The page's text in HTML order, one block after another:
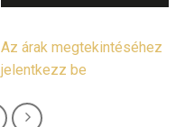
Az árak megtekintéséhez
jelentkezz be